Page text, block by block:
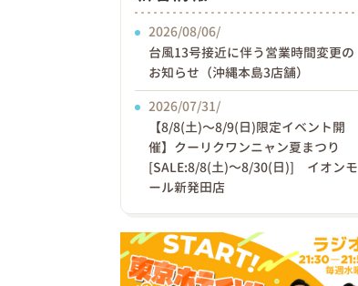
2026/08/06/
台風13号接近に伴う営業時間変更の
お知らせ（沖縄本島3店舗）
2026/07/31/
【8/8(土)〜8/9(日)限定イベント開
催】クーリクワンニャン夏まつり
[SALE:8/8(土)～8/30(日)] イオンモ
ール新発田店